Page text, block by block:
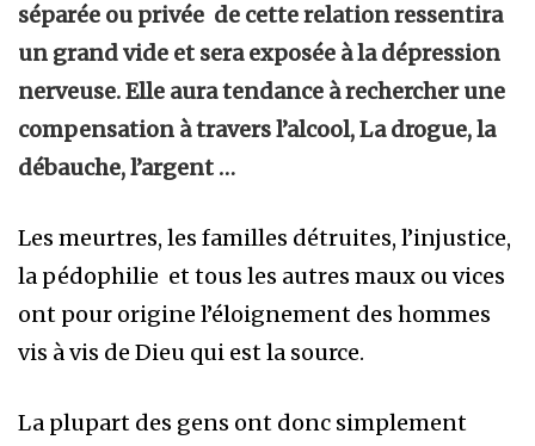
séparée ou privée de cette relation ressentira
un grand vide et sera exposée à la dépression
nerveuse. Elle aura tendance à rechercher une
compensation à travers l’alcool, La drogue, la
débauche, l’argent …
Les meurtres, les familles détruites, l’injustice,
la pédophilie et tous les autres maux ou vices
ont pour origine l’éloignement des hommes
vis à vis de Dieu qui est la source.
La plupart des gens ont donc simplement